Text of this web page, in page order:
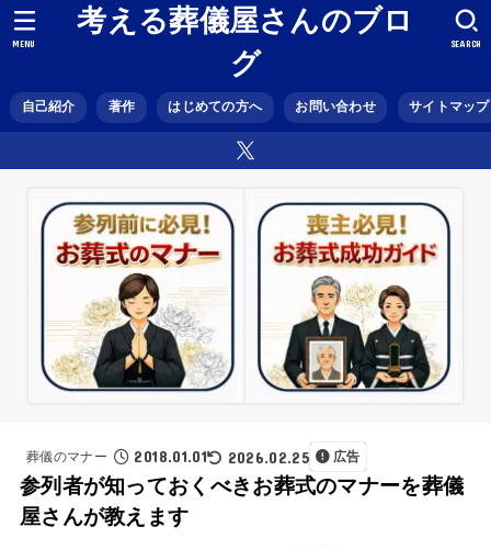
考える葬儀屋さんのブロ
グ
自己紹介 著作 はじめての方へ お問い合わせ サイトマップ
SEARCH
MENU
葬儀のマナー 2018.01.01 2026.02.25 広告
参列者が知っておくべきお葬式のマナーを葬儀
屋さんが教えます